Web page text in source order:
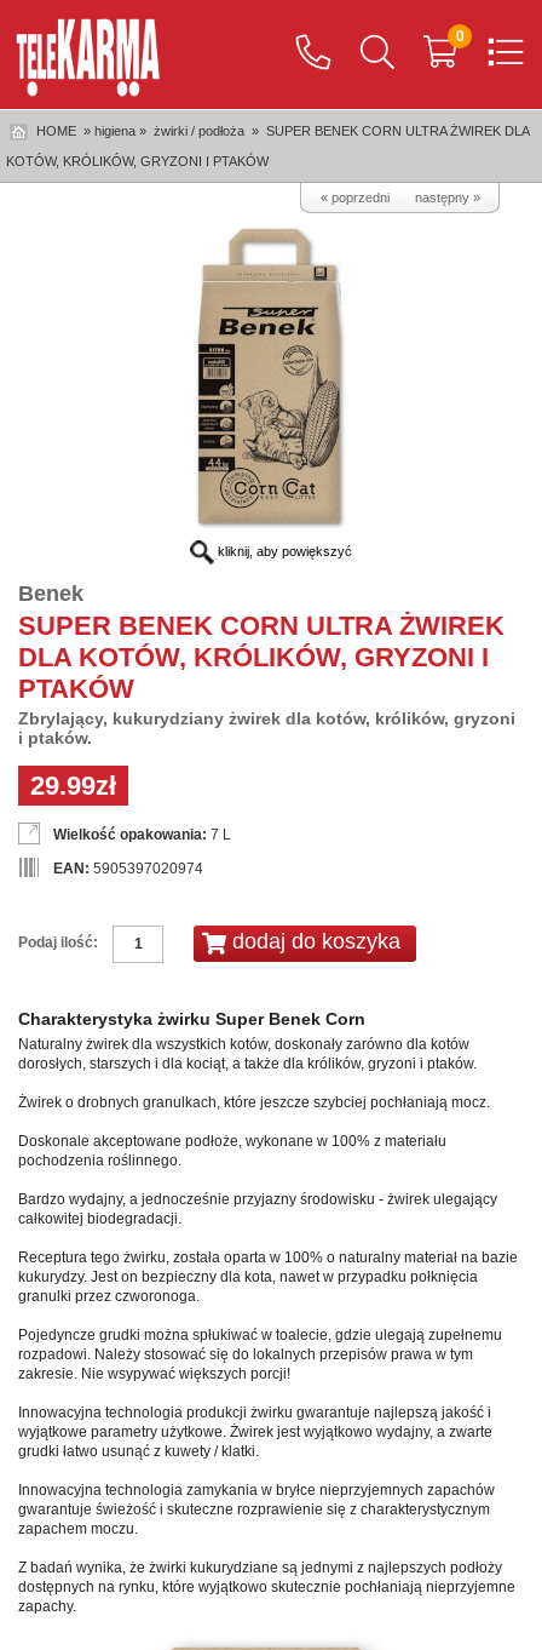
0
HOME » higiena » żwirki / podłoża » SUPER BENEK CORN ULTRA ŻWIREK DLA
KOTÓW, KRÓLIKÓW, GRYZONI I PTAKÓW
« poprzedni następny »
kliknij, aby powiększyć
Benek
SUPER BENEK CORN ULTRA ŻWIREK
DLA KOTÓW, KRÓLIKÓW, GRYZONI I
PTAKÓW
Zbrylający, kukurydziany żwirek dla kotów, królików, gryzoni
i ptaków.
29.99zł
Wielkość opakowania: 7 L
EAN: 5905397020974
Podaj ilość:
Charakterystyka żwirku Super Benek Corn
Naturalny żwirek dla wszystkich kotów, doskonały zarówno dla kotów
dorosłych, starszych i dla kociąt, a także dla królików, gryzoni i ptaków.
Żwirek o drobnych granulkach, które jeszcze szybciej pochłaniają mocz.
Doskonale akceptowane podłoże, wykonane w 100% z materiału
pochodzenia roślinnego.
Bardzo wydajny, a jednocześnie przyjazny środowisku - żwirek ulegający
całkowitej biodegradacji.
Receptura tego żwirku, została oparta w 100% o naturalny materiał na bazie
kukurydzy. Jest on bezpieczny dla kota, nawet w przypadku połknięcia
granulki przez czworonoga.
Pojedyncze grudki można spłukiwać w toalecie, gdzie ulegają zupełnemu
rozpadowi. Należy stosować się do lokalnych przepisów prawa w tym
zakresie. Nie wsypywać większych porcji!
Innowacyjna technologia produkcji żwirku gwarantuje najlepszą jakość i
wyjątkowe parametry użytkowe. Żwirek jest wyjątkowo wydajny, a zwarte
grudki łatwo usunąć z kuwety / klatki.
Innowacyjna technologia zamykania w bryłce nieprzyjemnych zapachów
gwarantuje świeżość i skuteczne rozprawienie się z charakterystycznym
zapachem moczu.
Z badań wynika, że żwirki kukurydziane są jednymi z najlepszych podłoży
dostępnych na rynku, które wyjątkowo skutecznie pochłaniają nieprzyjemne
zapachy.